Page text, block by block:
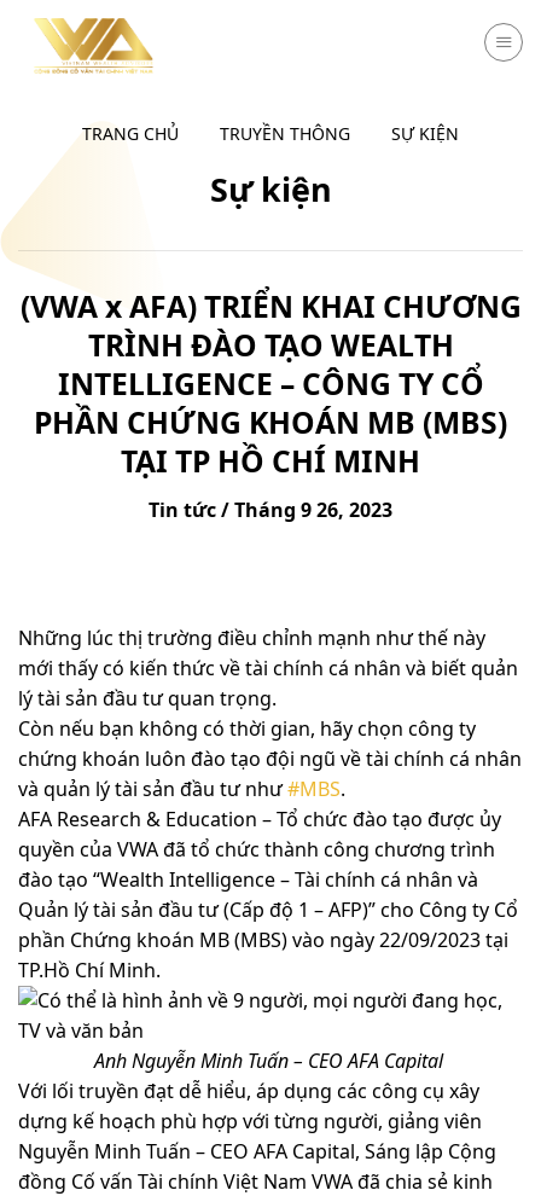
Chuyển
TRANG CHỦ TRUYỀN THÔNG SỰ KIỆN
Sự kiện
(VWA x AFA) TRIỂN KHAI CHƯƠNG
TRÌNH ĐÀO TẠO WEALTH
INTELLIGENCE – CÔNG TY CỔ
PHẦN CHỨNG KHOÁN MB (MBS)
TẠI TP HỒ CHÍ MINH
Tin tức / Tháng 9 26, 2023
Những lúc thị trường điều chỉnh mạnh như thế này
mới thấy có kiến thức về tài chính cá nhân và biết quản
lý tài sản đầu tư quan trọng.
Còn nếu bạn không có thời gian, hãy chọn công ty
chứng khoán luôn đào tạo đội ngũ về tài chính cá nhân
và quản lý tài sản đầu tư như#MBS.
AFA Research & Education – Tổ chức đào tạo được ủy
quyền của VWA đã tổ chức thành công chương trình
đào tạo “Wealth Intelligence – Tài chính cá nhân và
Quản lý tài sản đầu tư (Cấp độ 1 – AFP)” cho Công ty Cổ
phần Chứng khoán MB (MBS) vào ngày 22/09/2023 tại
TP.Hồ Chí Minh.
Anh Nguyễn Minh Tuấn – CEO AFA Capital
Với lối truyền đạt dễ hiểu, áp dụng các công cụ xây
dựng kế hoạch phù hợp với từng người, giảng viên
Nguyễn Minh Tuấn – CEO AFA Capital, Sáng lập Cộng
đồng Cố vấn Tài chính Việt Nam VWA đã chia sẻ kinh